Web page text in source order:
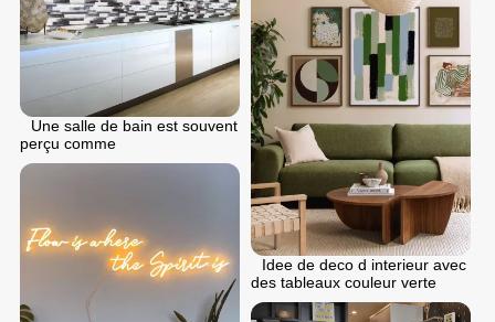
Une salle de bain est souvent
perçu comme
Idee de deco d interieur avec
des tableaux couleur verte